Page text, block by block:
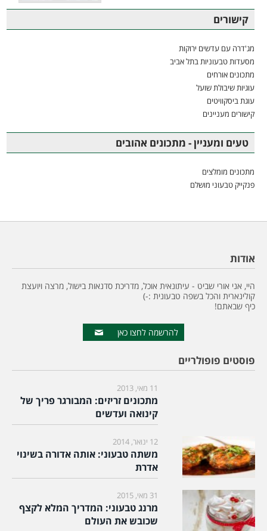
קישורים
מג'דרה עם עדשים ירוקות
מסעדות טבעוניות בתל אביב
מתכונים אורחים
עוגיות שיבולת שועל
עוגת ביסקוויטים
קישורים מעניינים
טעים ומעניין - מתכונים אהובים
מתכונים מומלצים
פנקייק טבעוני מושלם
אודות
היי, אני אורי שביט - עיתונאית אוכל, מדריכת סדנאות בישול, מרצה ויועצת
קולינארית והכל בשפה טבעונית :-)
כיף שבאתם!
להרשמה לחצו כאן
פוסטים פופולריים
11 מאי, 2013
מתכונים זריזים: המבורגר פריך של
קינואה ועדשים
12 ינואר, 2014
משתה טבעוני: אותה אדורה בשינוי
אדרת
31 מאי, 2015
מרנג טבעוני: המדריך המלא לקצף
שכובש את העולם